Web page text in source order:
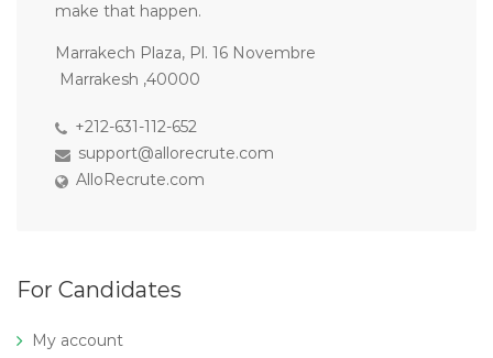
make that happen.
Marrakech Plaza, Pl. 16 Novembre
Marrakesh ,40000
+212-631-112-652
support@allorecrute.com
AlloRecrute.com
For Candidates
My account